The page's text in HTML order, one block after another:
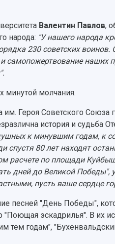
Валентин Павлов,
народа: "У нашего народа
230 советских воинов.
самопожертвование наших
минутой молчания.
им. Героя Советского Союза
история и судьба
к минувшим годам, к
80 лет находят
расчете по площади
дней до Великой
пусть ваше сердце
песней "День Победы",
эскадрилья". В их
тем годам",